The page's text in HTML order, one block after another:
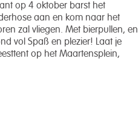
op 4 oktober barst het
aan en kom naar het
zal vliegen. Met bierpullen, en
vol Spaß en plezier! Laat je
op het Maartensplein,